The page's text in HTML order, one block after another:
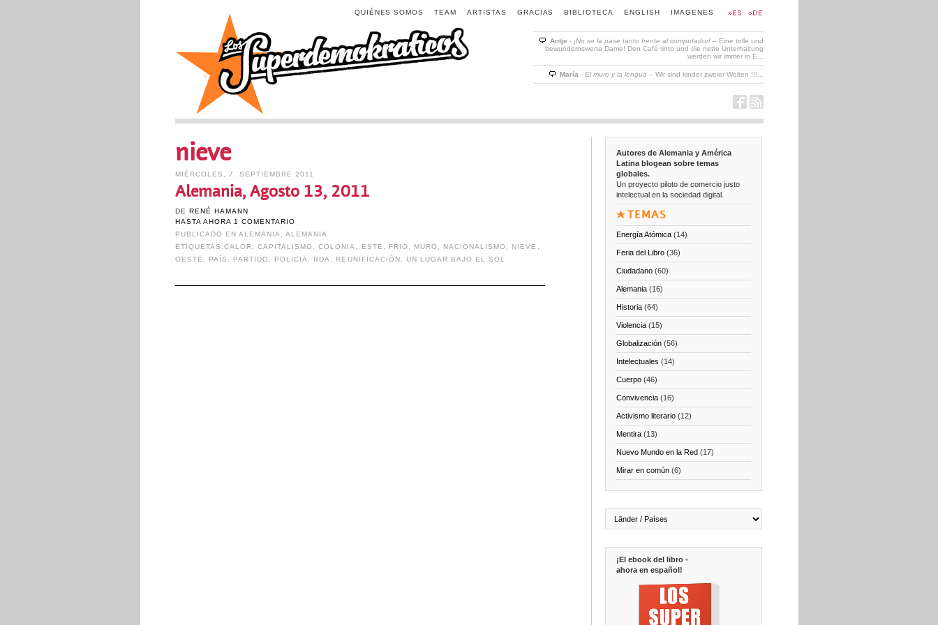
IMAGENES
ENGLISH
BIBLIOTECA
GRACIAS
ARTISTAS
TEAM
QUIÉNES SOMOS
Antje - ¡No se la pase tanto frente al computador!– Eine tolle und
bewundernswerte Dame! Den Café tinto und die nette Unterhaltung
werden wir immer in E...
María - El muro y la lengua – Wir sind kinder zweier Welten !!!...
nieve
MIÉRCOLES, 7. SEPTIEMBRE 2011
Alemania, Agosto 13, 2011
DE RENÉ HAMANN
HASTA AHORA 1 COMENTARIO
PUBLICADO EN ALEMANIA ,ALEMANIA
ETIQUETAS:CALOR CAPITALISMO ,COLONIA ESTE FRIO MURO NACIONALISMO NIEVE
OESTE
PAÍS PARTIDO POLICIA RDA REUNIFICACIÓN UN LUGAR BAJO EL SOL
Autores de Alemania y América
Latina blogean sobre temas
globales.
Un proyecto piloto de comercio justo
intelectual en la sociedad digital.
TEMAS
Energía Atómica(14)
Feria del Libro(36)
Ciudadano(60)
Alemania(16)
Historia(64)
Violencia(15)
Globalización(56)
Intelectuales (14)
Cuerpo(46)
Convivencia(16)
Activismo literario(12)
Mentira(13)
Nuevo Mundo en la Red(17)
Mirar en común(6)
¡El ebook del libro -
ahora en español!